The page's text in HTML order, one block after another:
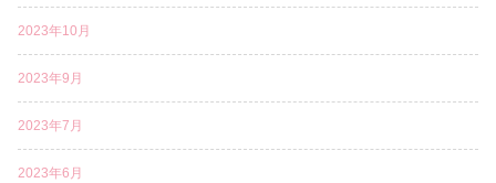
2023年10月
2023年9月
2023年7月
2023年6月